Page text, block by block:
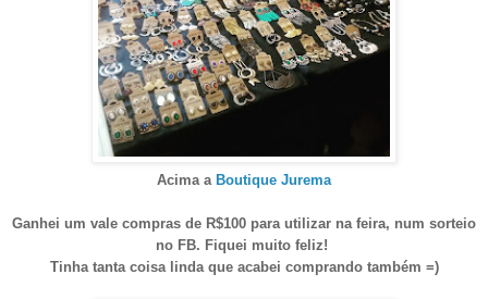
Acima a Boutique Jurema
Ganhei um vale compras de R$100 para utilizar na feira, num sorteio
no FB. Fiquei muito feliz!
Tinha tanta coisa linda que acabei comprando também =)